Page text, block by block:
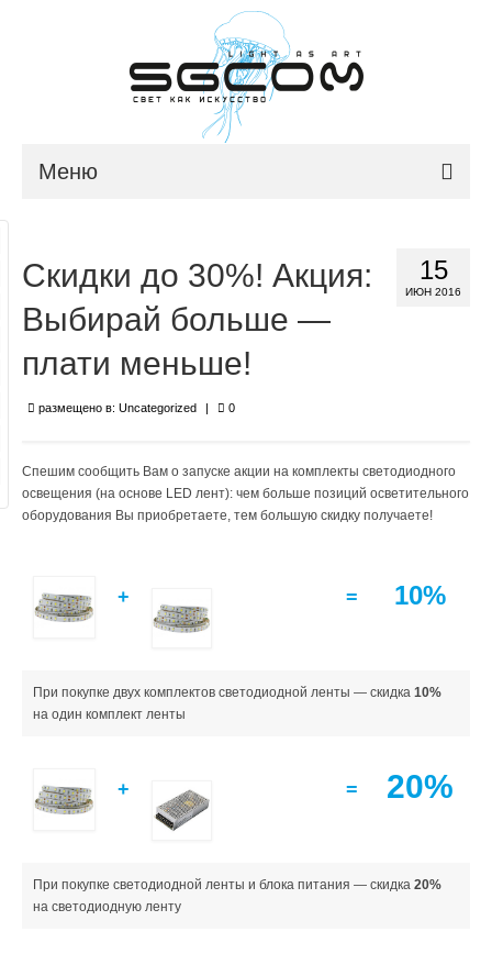
Меню
О КОМПАНИИ
НОВОСТИ
ПРОДУКЦИЯ
15
ИЮН 2016
Скидки до 30%! Акция:
Выбирай больше —
плати меньше!
размещено в: Uncategorized | 0
Спешим сообщить Вам о запуске акции на комплекты светодиодного
освещения (на основе LED лент): чем больше позиций осветительного
оборудования Вы приобретаете, тем большую скидку получаете!
+ = 10%
При покупке двух комплектов светодиодной ленты — скидка 10%
на один комплект ленты
+ = 20%
При покупке светодиодной ленты и блока питания — скидка 20%
на светодиодную ленту